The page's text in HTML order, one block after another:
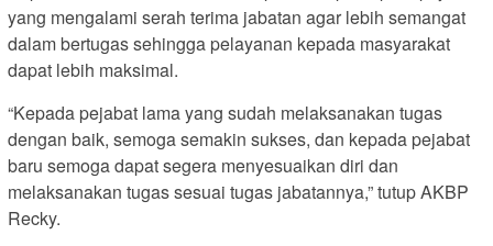
yang mengalami serah terima jabatan agar lebih semangat
dalam bertugas sehingga pelayanan kepada masyarakat
dapat lebih maksimal.
“Kepada pejabat lama yang sudah melaksanakan tugas
dengan baik, semoga semakin sukses, dan kepada pejabat
baru semoga dapat segera menyesuaikan diri dan
melaksanakan tugas sesuai tugas jabatannya,” tutup AKBP
Recky.